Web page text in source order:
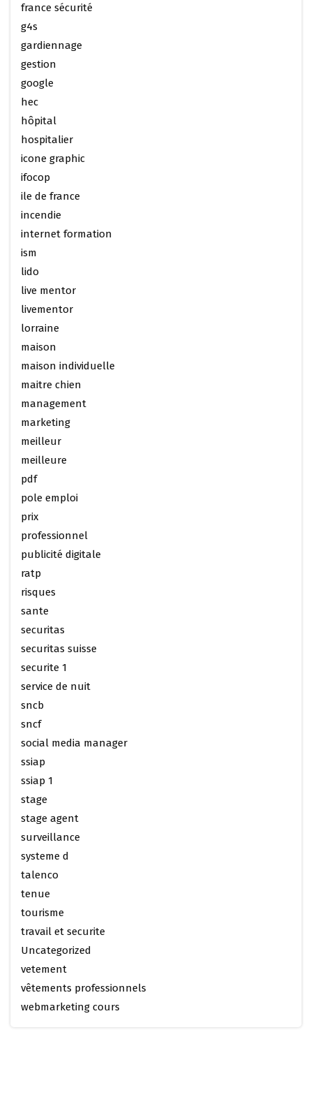
france sécurité
g4s
gardiennage
gestion
google
hec
hôpital
hospitalier
icone graphic
ifocop
ile de france
incendie
internet formation
ism
lido
live mentor
livementor
lorraine
maison
maison individuelle
maitre chien
management
marketing
meilleur
meilleure
pdf
pole emploi
prix
professionnel
publicité digitale
ratp
risques
sante
securitas
securitas suisse
securite 1
service de nuit
sncb
sncf
social media manager
ssiap
ssiap 1
stage
stage agent
surveillance
systeme d
talenco
tenue
tourisme
travail et securite
Uncategorized
vetement
vêtements professionnels
webmarketing cours